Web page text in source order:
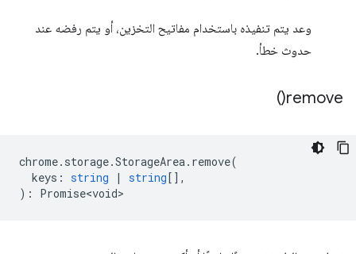
وعد يتم تنفيذه باستخدام مفاتيح التخزين، أو يتم رفضه عند
حدوث خطأ.
remove(
)
chrome. storage.StorageArea. remove(
keys : string | string[],
) : Promise<void>